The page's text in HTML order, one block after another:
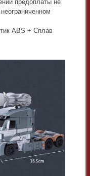
предоплаты не
ABS + Сплав